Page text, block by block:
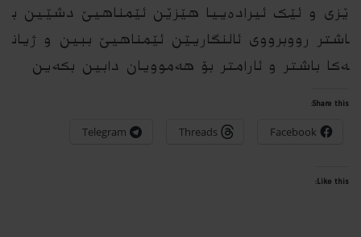
ێزى و ئێک ئیرادەییا هێزێن ئێمناهیێ دشێین ب
اشتر رووبرووى ئالنگاریێن ئێمناهیێ ببین و ژیان
ەکا باشتر و ئارامتر بۆ هەموویان دابین بکەین
Share this:
Facebook
Threads
Telegram
Like this: